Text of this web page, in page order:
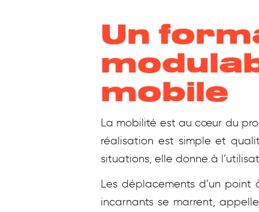
Un
mobile
La mobilité est au cœur du
réalisation est simple et
situations, elle donne à
Les déplacements d’un point
incarnants se marrent,